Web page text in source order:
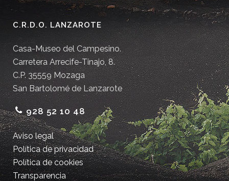
C.R.D.O. LANZAROTE
Casa-Museo del Campesino.
Carretera Arrecife-Tinajo, 8.
C.P. 35559 Mozaga
San Bartolomé de Lanzarote
928 52 10 48
Aviso legal
Política de privacidad
Política de cookies
Transparencia